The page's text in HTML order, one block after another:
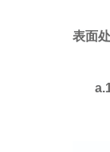
表面